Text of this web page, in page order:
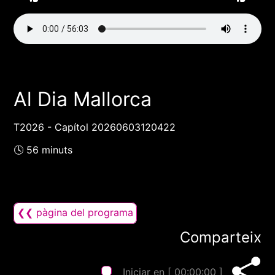
Al Dia Mallorca
T2026 - Capítol 20260603120422
🕓 56 minuts
❮❮ pàgina del programa
Comparteix
Iniciar en [ 00:00:00 ]